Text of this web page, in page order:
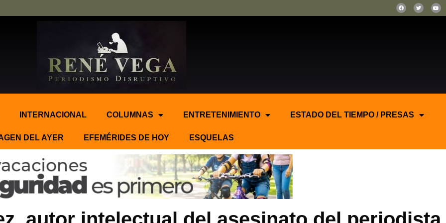
INTERNACIONAL COLUMNAS ENTRETENIMIENTO ESTADO DEL TIEMPO / PRESAS
DEL AYER EFEMÉRIDES DE HOY ESQUELAS